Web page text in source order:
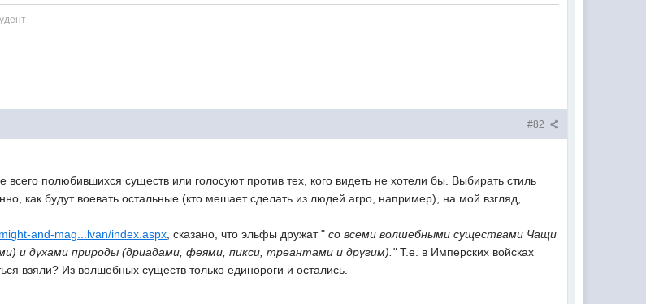
#82
полюбившихся существ или голосуют против тех, кого видеть не хотели бы. Выбирать стиль
как будут воевать остальные (кто мешает сделать из людей агро, например), на мой взгляд,
and-mag...lvan/index.aspx , сказано, что эльфы дружат "со всеми волшебными существами Чащи
и духами природы (дриадами, феями, пикси, треантами и другим)."Т.е. в Имперских войсках
взяли? Из волшебных существ только единороги и остались.